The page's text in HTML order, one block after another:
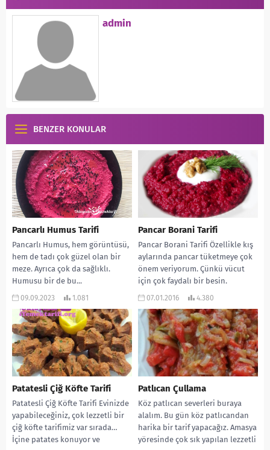
admin
BENZER KONULAR
Pancarlı Humus Tarifi
Pancarlı Humus, hem görüntüsü,
hem de tadı çok güzel olan bir
meze. Ayrıca çok da sağlıklı.
Humusu bir de bu...
09.09.2023 1.081
Pancar Borani Tarifi
Pancar Borani Tarifi Özellikle kış
aylarında pancar tüketmeye çok
önem veriyorum. Çünkü vücut
için çok faydalı bir besin.
Genellikle turşusunu...
07.01.2016 4.380
Patatesli Çiğ Köfte Tarifi
Patatesli Çiğ Köfte Tarifi Evinizde
yapabileceğiniz, çok lezzetli bir
çiğ köfte tarifimiz var sırada…
İçine patates konuyor ve
Patlıcan Çullama
Köz patlıcan severleri buraya
alalım. Bu gün köz patlıcandan
harika bir tarif yapacağız. Amasya
yöresinde çok sık yapılan lezzetli